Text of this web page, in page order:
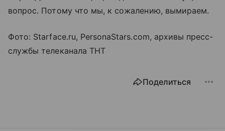
вопрос. Потому что мы, к сожалению, вымираем.
Фото: Starface.ru, PersonaStars.com, архивы пресс-
службы телеканала ТНТ
Поделиться